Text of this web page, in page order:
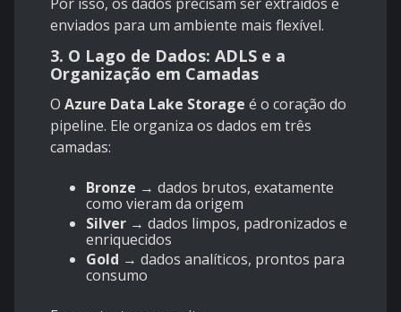
enviados para um ambiente mais flexível.
3. O Lago de Dados: ADLS e a
Organização em Camadas
O Azure Data Lake Storage é o coração do
pipeline. Ele organiza os dados em três
camadas:
Bronze → dados brutos, exatamente
como vieram da origem
Silver → dados limpos, padronizados e
enriquecidos
Gold → dados analíticos, prontos para
consumo